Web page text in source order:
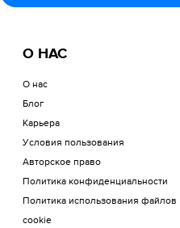
О НАС
О нас
Блог
Карьера
Условия пользования
Авторское право
Политика конфиденциальности
Политика использования файлов
cookie